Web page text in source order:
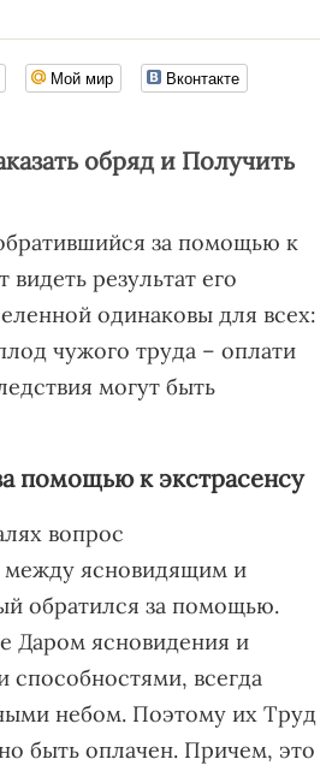
Мой мир
Вконтакте
обряд и Получить
за помощью к
видеть результат его
одинаковы для всех:
чужого труда – оплати
могут быть
помощью к экстрасенсу
вопрос
ясновидящим и
обратился за помощью.
Даром ясновидения и
способностями, всегда
небом. Поэтому их Труд
быть оплачен. Причем, это